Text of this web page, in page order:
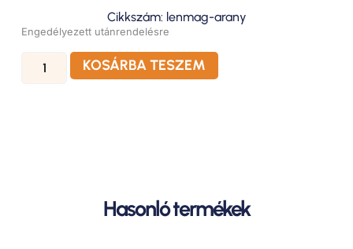
Cikkszám: lenmag-arany
Engedélyezett utánrendelésre
KOSÁRBA TESZEM
Hasonló termékek